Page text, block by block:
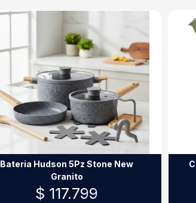
Bateria Hudson 5Pz Stone New
Granito
$ 117.799